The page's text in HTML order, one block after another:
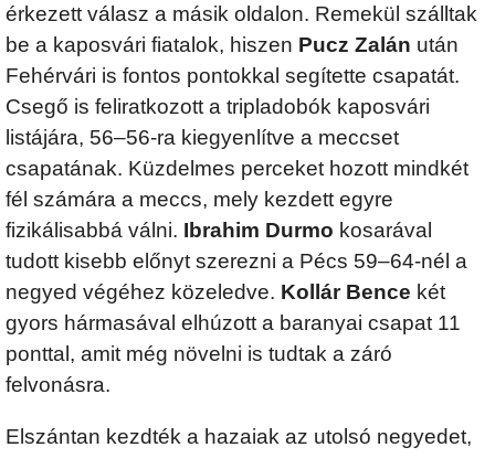
érkezett válasz a másik oldalon. Remekül szálltak
be a kaposvári fiatalok, hiszen Pucz Zalán után
Fehérvári is fontos pontokkal segítette csapatát.
Csegő is feliratkozott a tripladobók kaposvári
listájára, 56–56-ra kiegyenlítve a meccset
csapatának. Küzdelmes perceket hozott mindkét
fél számára a meccs, mely kezdett egyre
fizikálisabbá válni. Ibrahim Durmo kosarával
tudott kisebb előnyt szerezni a Pécs 59–64-nél a
negyed végéhez közeledve. Kollár Bence két
gyors hármasával elhúzott a baranyai csapat 11
ponttal, amit még növelni is tudtak a záró
felvonásra.
Elszántan kezdték a hazaiak az utolsó negyedet,